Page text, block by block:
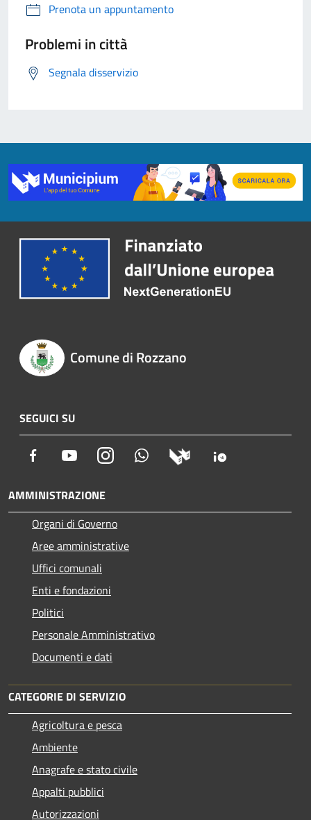
Prenota un appuntamento
Problemi in città
Segnala disservizio
Comune di Rozzano
SEGUICI SU
Facebook YoutubeInstagram Whatsapp
AMMINISTRAZIONE
Organi di Governo
Aree amministrative
Uffici comunali
Enti e fondazioni
Politici
Personale Amministrativo
Documenti e dati
CATEGORIE DI SERVIZIO
Agricoltura e pesca
Ambiente
Anagrafe e stato civile
Appalti pubblici
Autorizzazioni